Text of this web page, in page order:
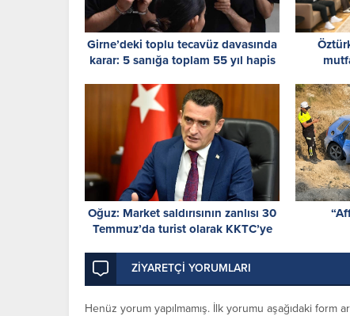
Girne’deki toplu tecavüz davasında
karar: 5 sanığa toplam 55 yıl hapis
Oğuz: Market saldırısının zanlısı 30
Temmuz’da turist olarak KKTC’ye
ZİYARETÇİ YORUMLARI
Henüz yorum yapılmamış. İlk yorumu aşağıdaki form